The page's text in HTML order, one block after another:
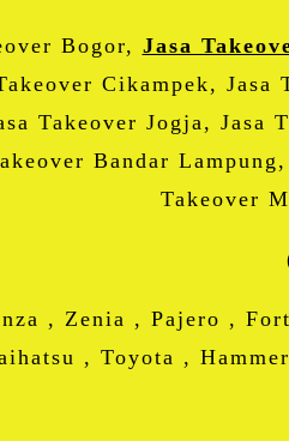
Bogor, Jasa
Cikampek,
Takeover Jogja, Jasa
Bandar
Takeover
, Zenia , Pajero ,
, Toyota ,